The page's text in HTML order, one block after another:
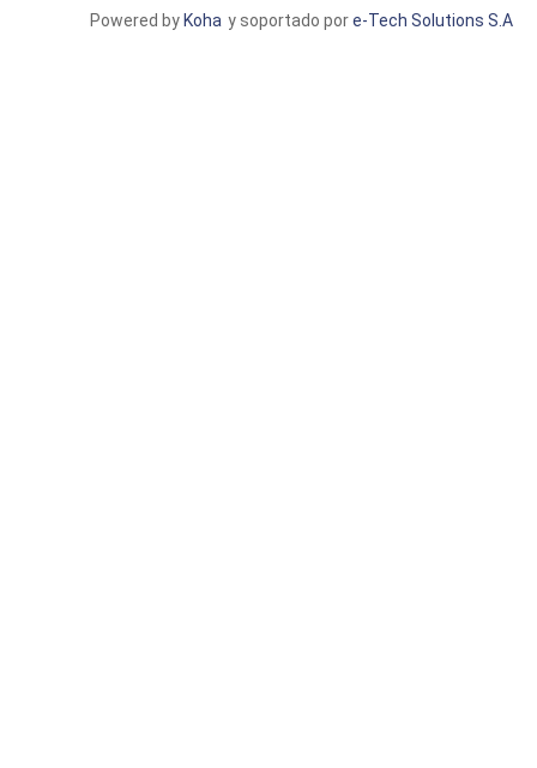
y soportado pore-Tech Solutions S.A
Powered by Koha